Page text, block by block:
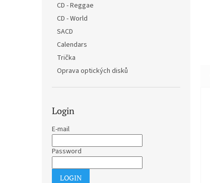
CD - Reggae
CD - World
SACD
Calendars
Trička
Oprava optických disků
Login
E-mail
Password
LOGIN